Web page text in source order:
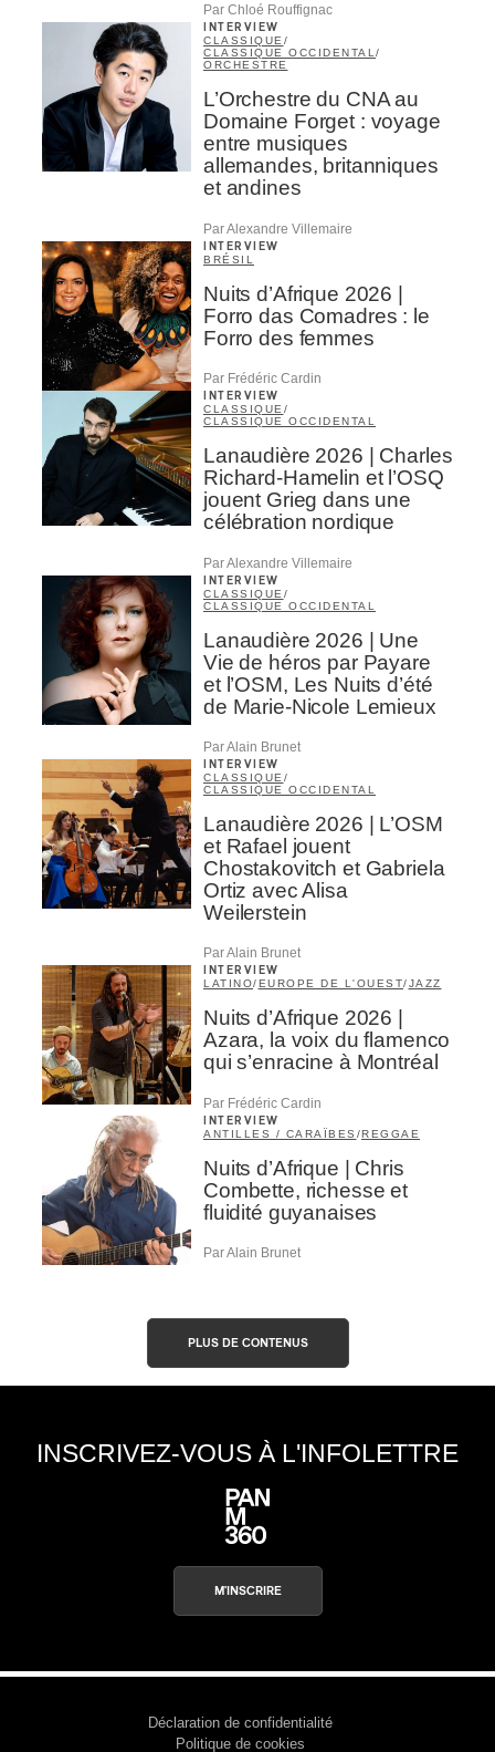
Par Chloé Rouffignac
INTERVIEW
CLASSIQUE /
CLASSIQUE OCCIDENTAL /
ORCHESTRE
L’Orchestre du CNA au
Domaine Forget : voyage
entre musiques
allemandes, britanniques
et andines
Par Alexandre Villemaire
INTERVIEW
BRÉSIL
Nuits d’Afrique 2026 |
Forro das Comadres : le
Forro des femmes
Par Frédéric Cardin
INTERVIEW
CLASSIQUE /
CLASSIQUE OCCIDENTAL
Lanaudière 2026 | Charles
Richard-Hamelin et l’OSQ
jouent Grieg dans une
célébration nordique
Par Alexandre Villemaire
INTERVIEW
CLASSIQUE /
CLASSIQUE OCCIDENTAL
Lanaudière 2026 | Une
Vie de héros par Payare
et l’OSM, Les Nuits d’été
de Marie-Nicole Lemieux
Par Alain Brunet
INTERVIEW
CLASSIQUE /
CLASSIQUE OCCIDENTAL
Lanaudière 2026 | L’OSM
et Rafael jouent
Chostakovitch et Gabriela
Ortiz avec Alisa
Weilerstein
Par Alain Brunet
INTERVIEW
LATINO/ EUROPE DE L'OUEST/JAZZ
Nuits d’Afrique 2026 |
Azara, la voix du flamenco
qui s’enracine à Montréal
Par Frédéric Cardin
INTERVIEW
ANTILLES / CARAÏBES /REGGAE
Nuits d’Afrique | Chris
Combette, richesse et
fluidité guyanaises
Par Alain Brunet
PLUS DE CONTENUS
INSCRIVEZ-VOUS À L'INFOLETTRE
M'INSCRIRE
Déclaration de confidentialité
Politique de cookies